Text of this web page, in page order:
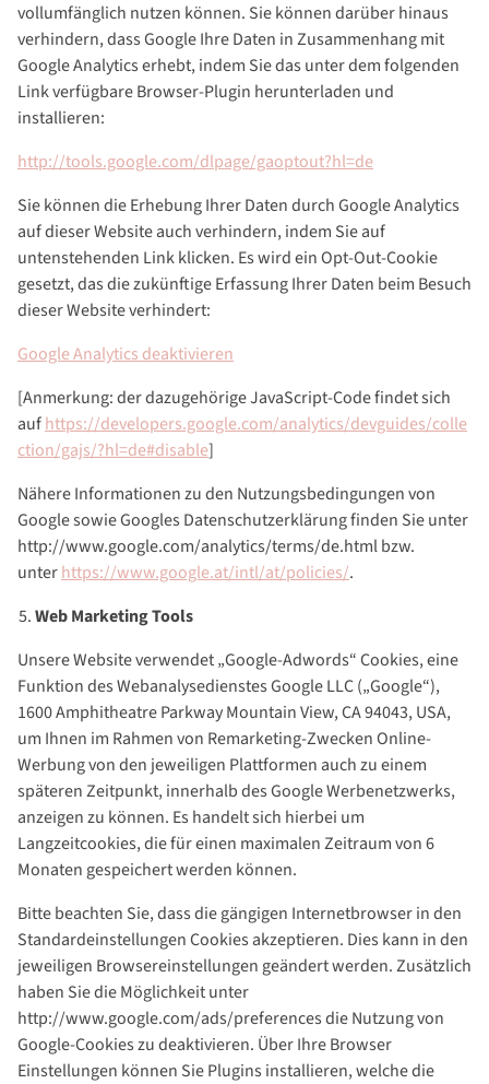
vollumfänglich nutzen können. Sie können darüber hinaus
verhindern, dass Google Ihre Daten in Zusammenhang mit
Google Analytics erhebt, indem Sie das unter dem folgenden
Link verfügbare Browser-Plugin herunterladen und
installieren:
http://tools.google.com/dlpage/gaoptout?hl=de
Sie können die Erhebung Ihrer Daten durch Google Analytics
auf dieser Website auch verhindern, indem Sie auf
untenstehenden Link klicken. Es wird ein Opt-Out-Cookie
gesetzt, das die zukünftige Erfassung Ihrer Daten beim Besuch
dieser Website verhindert:
Google Analytics deaktivieren
[Anmerkung: der dazugehörige JavaScript-Code findet sich
aufhttps://developers.google.com/analytics/devguides/colle
ction/gajs/?hl=de#disable]
Nähere Informationen zu den Nutzungsbedingungen von
Google sowie Googles Datenschutzerklärung finden Sie unter
http://www.google.com/analytics/terms/de.html bzw.
unterhttps://www.google.at/intl/at/policies/.
Web Marketing Tools
Unsere Website verwendet „Google-Adwords“ Cookies, eine
Funktion des Webanalysedienstes Google LLC („Google“),
1600 Amphitheatre Parkway Mountain View, CA 94043, USA,
um Ihnen im Rahmen von Remarketing-Zwecken Online-
Werbung von den jeweiligen Plattformen auch zu einem
späteren Zeitpunkt, innerhalb des Google Werbenetzwerks,
anzeigen zu können. Es handelt sich hierbei um
Langzeitcookies, die für einen maximalen Zeitraum von 6
Monaten gespeichert werden können.
Bitte beachten Sie, dass die gängigen Internetbrowser in den
Standardeinstellungen Cookies akzeptieren. Dies kann in den
jeweiligen Browsereinstellungen geändert werden. Zusätzlich
haben Sie die Möglichkeit unter
http://www.google.com/ads/preferences die Nutzung von
Google-Cookies zu deaktivieren. Über Ihre Browser
Einstellungen können Sie Plugins installieren, welche die